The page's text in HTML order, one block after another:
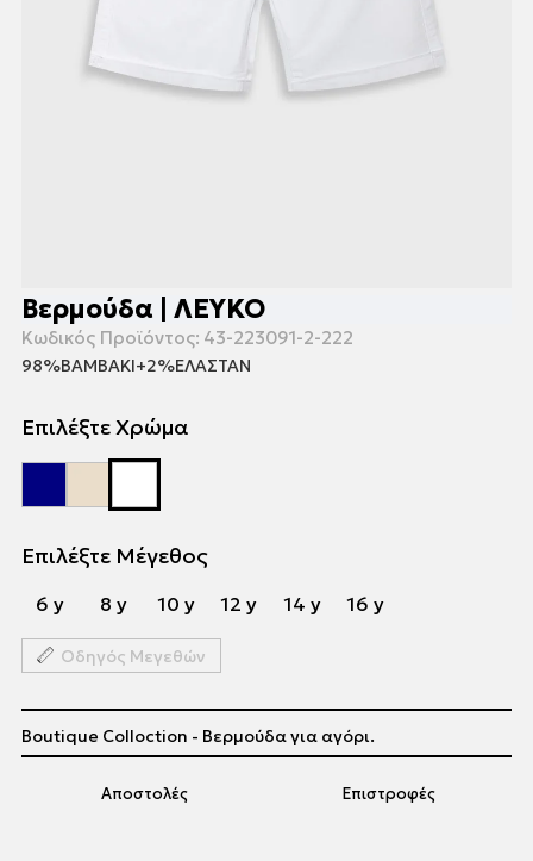
Βερμούδα | ΛΕΥΚΟ
Κωδικός Προϊόντος: 43-223091-2-222
98%ΒΑΜΒΑΚΙ+2%ΕΛΑΣΤΑΝ
Επιλέξτε Χρώμα
Επιλέξτε Μέγεθος
6 y 8 y 10 y 12 y 14 y 16 y
Οδηγός Μεγεθών
Αποστολές Επιστροφές
Boutique Colloction - Βερμούδα για αγόρι.